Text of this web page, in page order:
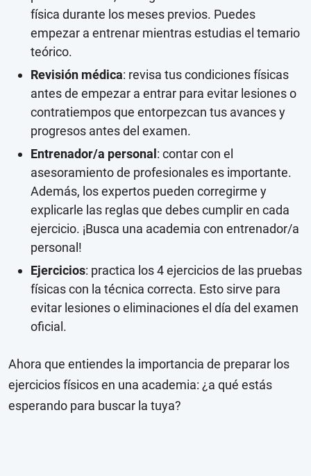
física durante los meses previos. Puedes
empezar a entrenar mientras estudias el temario
teórico.
Revisión médica: revisa tus condiciones físicas
antes de empezar a entrar para evitar lesiones o
contratiempos que entorpezcan tus avances y
progresos antes del examen.
Entrenador/a personal : contar con el
asesoramiento de profesionales es importante.
Además, los expertos pueden corregirme y
explicarle las reglas que debes cumplir en cada
ejercicio. ¡Busca una academia con entrenador/a
personal!
Ejercicios: practica los 4 ejercicios de las pruebas
físicas con la técnica correcta. Esto sirve para
evitar lesiones o eliminaciones el día del examen
oficial.
Ahora que entiendes la importancia de preparar los
ejercicios físicos en una academia: ¿a qué estás
esperando para buscar la tuya?